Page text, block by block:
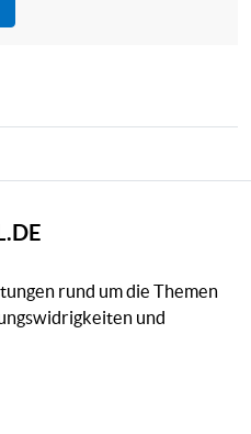
rund um die Themen
und